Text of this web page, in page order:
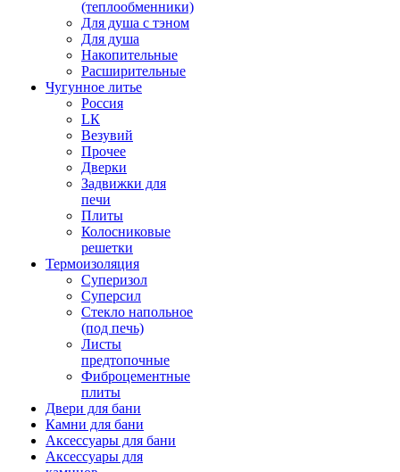
(теплообменники)
Для душа с тэном
Для душа
Накопительные
Расширительные
Чугунное литье
Россия
LК
Везувий
Прочее
Дверки
Задвижки для
печи
Плиты
Колосниковые
решетки
Термоизоляция
Суперизол
Суперсил
Стекло напольное
(под печь)
Листы
предтопочные
Фиброцементные
плиты
Двери для бани
Камни для бани
Аксессуары для бани
Аксессуары для